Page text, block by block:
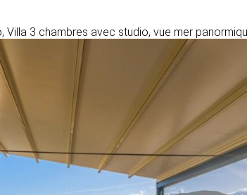
Villa 3 chambres avec studio, vue mer